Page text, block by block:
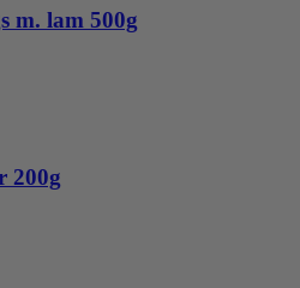
m. lam 500g
200g